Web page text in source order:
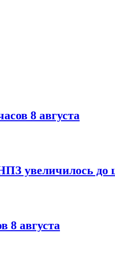
8 августа
увеличилось до
8 августа